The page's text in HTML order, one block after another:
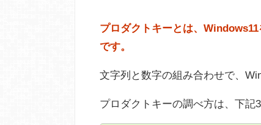
プロダクトキーとは、
です。
文字列と数字の組み合わせで、
プロダクトキーの調べ方は、下記3